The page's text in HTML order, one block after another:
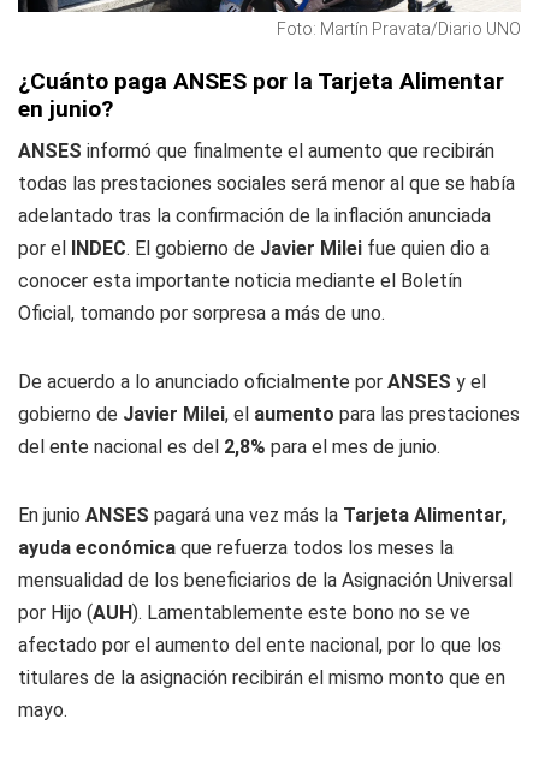
Foto: Martín Pravata/Diario UNO
¿Cuánto paga ANSES por la Tarjeta Alimentar
en junio?
ANSES informó que finalmente el aumento que recibirán
todas las prestaciones sociales será menor al que se había
adelantado tras la confirmación de la inflación anunciada
por el INDEC. El gobierno de Javier Milei fue quien dio a
conocer esta importante noticia mediante el Boletín
Oficial, tomando por sorpresa a más de uno.
De acuerdo a lo anunciado oficialmente por ANSES y el
gobierno de Javier Milei, el aumento para las prestaciones
del ente nacional es del 2,8% para el mes de junio.
En junio ANSES pagará una vez más la Tarjeta Alimentar,
ayuda económica que refuerza todos los meses la
mensualidad de los beneficiarios de la Asignación Universal
por Hijo (AUH). Lamentablemente este bono no se ve
afectado por el aumento del ente nacional, por lo que los
titulares de la asignación recibirán el mismo monto que en
mayo.